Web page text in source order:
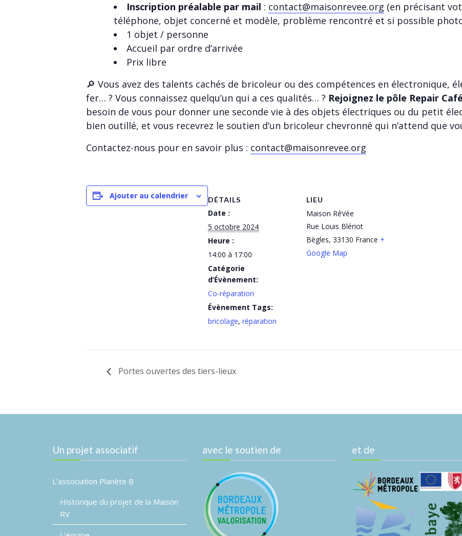
Inscription préalable par mail : contact@maisonrevee.org (en précisant
téléphone, objet concerné et modèle, problème rencontré et si possible
1 objet / personne
Accueil par ordre d’arrivée
Prix libre
🔎 Vous avez des talents cachés de bricoleur ou des compétences en électronique,
fer… ? Vous connaissez quelqu’un qui a ces qualités… ? Rejoignez le pôle Repair
besoin de vous pour donner une seconde vie à des objets électriques ou du petit
bien outillé, et vous recevrez le soutien d’un bricoleur chevronné qui n’attend que
Contactez-nous pour en savoir plus : contact@maisonrevee.org
Ajouter au calendrier DÉTAILS
Date :
5 octobre 2024
Heure :
14:00 à 17:00
Catégorie
d’Évènement:
Co-réparation
Évènement Tags:
bricolage, réparation
LIEU
Maison RêVée
Rue Louis Blériot
Bègles, 33130 France +
Google Map
Portes ouvertes des tiers-lieux
Un projet associatif
L’association Planète B
Historique du projet de la Maison
RV
avec le soutien de et de